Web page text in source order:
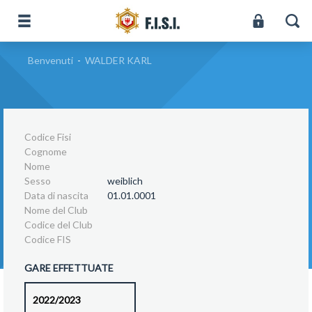
Benvenuti - WALDER KARL
Codice Fisi
Cognome
Nome
Sesso
weiblich
Data di nascita
01.01.0001
Nome del Club
Codice del Club
Codice FIS
GARE EFFETTUATE